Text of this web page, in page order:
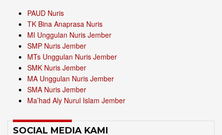
PAUD Nuris
TK Bina Anaprasa Nuris
MI Unggulan Nuris Jember
SMP Nuris Jember
MTs Unggulan Nuris Jember
SMK Nuris Jember
MA Unggulan Nuris Jember
SMA Nuris Jember
Ma’had Aly Nurul Islam Jember
SOCIAL MEDIA KAMI